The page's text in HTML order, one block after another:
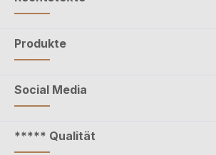
Produkte
Social Media
***** Qualität